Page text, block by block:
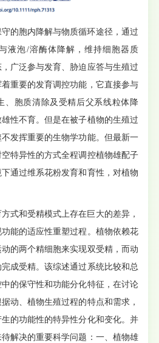
的胞内降解与物质循环途径，通过
液泡/溶酶体降解，维持细胞器质
广泛参与发育、胁迫应答与生殖过
重要的发育调控功能，它直接参与
、胞质清除及受精后父系线粒体降
性不育。但是在被子植物的生殖过
发挥重要的生物学功能。但最新一
特异性的方式全程调控植物雄配子
通过维系花粉发育和育性，对植物
式和受精模式上存在巨大的差异，
能的适应性重塑过程。植物依赖花
的两个精细胞来实现双受精，而动
成受精。该综述通过系统比较和总
的保守性和功能分化特征，在讨论
动、植物生殖过程的特点和需求，
的功能性的特异性分化和变化。并
解决的重要科学问题：一、植物雄